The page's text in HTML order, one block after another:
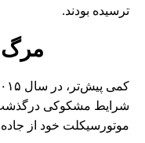
ترسیده بودند.
شرایط مشکوکی درگذشت.
موتورسیکلت خود از